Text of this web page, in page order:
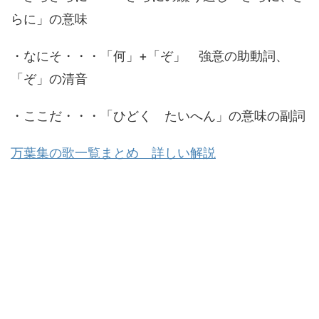
らに」の意味
・なにそ・・・「何」+「ぞ」 強意の助動詞、
「ぞ」の清音
・ここだ・・・「ひどく たいへん」の意味の副詞
万葉集の歌一覧まとめ 詳しい解説